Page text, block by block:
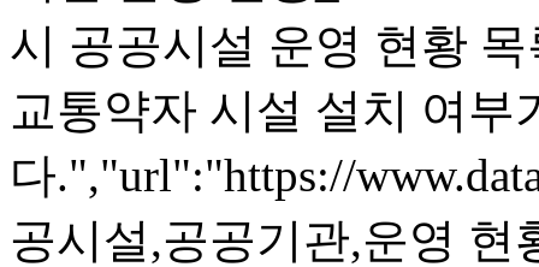
시 공공시설 운영 현황
교통약자 시설 설치 여부
다.","url":"https://
공시설,공공기관,운영 현